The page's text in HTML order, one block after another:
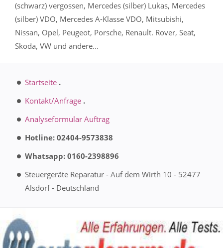
(schwarz) vergossen, Mercedes (silber) Lukas, Mercedes
(silber) VDO, Mercedes A-Klasse VDO, Mitsubishi,
Nissan, Opel, Peugeot, Porsche, Renault. Rover, Seat,
Skoda, VW und andere...
Startseite .
Kontakt/Anfrage .
Analyseformular Auftrag
Hotline: 02404-9573838
Whatsapp: 0160-2398896
Steuergeräte Reparatur - Auf dem Wirth 10 - 52477
Alsdorf - Deutschland